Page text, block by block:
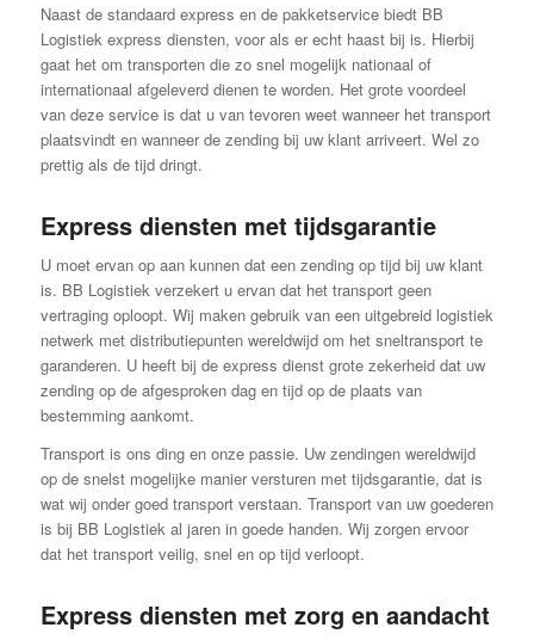
Naast de standaard express en de pakketservice biedt BB
Logistiek express diensten, voor als er echt haast bij is. Hierbij
gaat het om transporten die zo snel mogelijk nationaal of
internationaal afgeleverd dienen te worden. Het grote voordeel
van deze service is dat u van tevoren weet wanneer het transport
plaatsvindt en wanneer de zending bij uw klant arriveert. Wel zo
prettig als de tijd dringt.
Express diensten met tijdsgarantie
U moet ervan op aan kunnen dat een zending op tijd bij uw klant
is. BB Logistiek verzekert u ervan dat het transport geen
vertraging oploopt. Wij maken gebruik van een uitgebreid logistiek
netwerk met distributiepunten wereldwijd om het sneltransport te
garanderen. U heeft bij de express dienst grote zekerheid dat uw
zending op de afgesproken dag en tijd op de plaats van
bestemming aankomt.
Transport is ons ding en onze passie. Uw zendingen wereldwijd
op de snelst mogelijke manier versturen met tijdsgarantie, dat is
wat wij onder goed transport verstaan. Transport van uw goederen
is bij BB Logistiek al jaren in goede handen. Wij zorgen ervoor
dat het transport veilig, snel en op tijd verloopt.
Express diensten met zorg en aandacht